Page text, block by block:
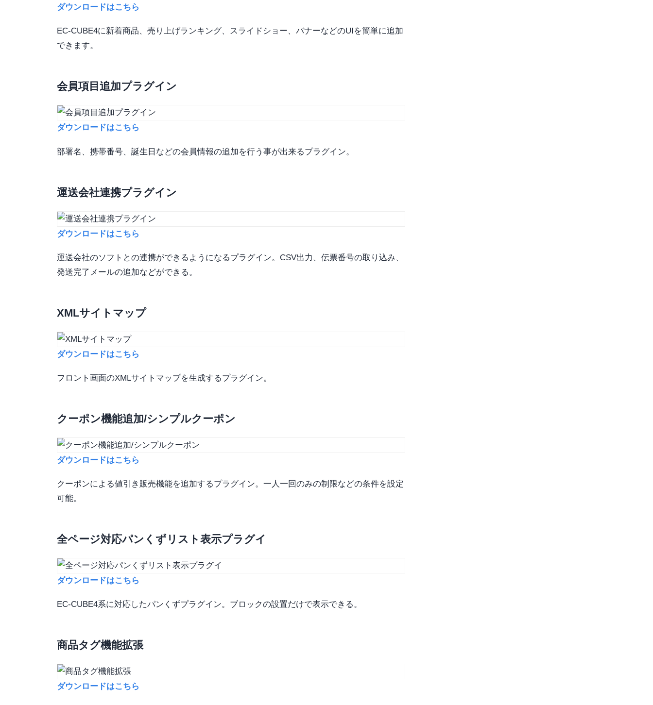
ダウンロードはこちら
EC-CUBE4に新着商品、売り上げランキング、スライドショー、バナーなどのUIを簡単に追加
できます。
会員項目追加プラグイン
ダウンロードはこちら
部署名、携帯番号、誕生日などの会員情報の追加を行う事が出来るプラグイン。
運送会社連携プラグイン
ダウンロードはこちら
運送会社のソフトとの連携ができるようになるプラグイン。CSV出力、伝票番号の取り込み、
発送完了メールの追加などができる。
XMLサイトマップ
ダウンロードはこちら
フロント画面のXMLサイトマップを生成するプラグイン。
クーポン機能追加/シンプルクーポン
ダウンロードはこちら
クーポンによる値引き販売機能を追加するプラグイン。一人一回のみの制限などの条件を設定
可能。
全ページ対応パンくずリスト表示プラグイ
ダウンロードはこちら
EC-CUBE4系に対応したパンくずプラグイン。ブロックの設置だけで表示できる。
商品タグ機能拡張
ダウンロードはこちら